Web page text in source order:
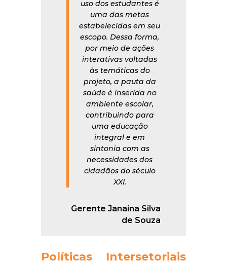
uso dos estudantes é
uma das metas
estabelecidas em seu
escopo. Dessa forma,
por meio de ações
interativas voltadas
às temáticas do
projeto, a pauta da
saúde é inserida no
ambiente escolar,
contribuindo para
uma educação
integral e em
sintonia com as
necessidades dos
cidadãos do século
XXI.
Gerente Janaina Silva
de Souza
Políticas Intersetoriais